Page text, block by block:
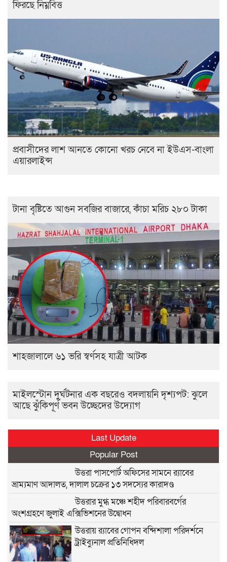
ফিরছে নিম্নবিত্ত
প্রবাসীদের লাশ আনতে কোনো খরচ নেবে না ইউএস-বাংলা
এয়ারলাইন্স
টানা বৃষ্টিতে আগুন সবজির বাজারে, কাঁচা মরিচ ২৮০ টাকা
শাহজালালে ৬১ ভরি স্বর্ণসহ যাত্রী আটক
মাইলস্টোন দুর্ঘটনার এক বছরেও বদলায়নি দৃশ্যপট: ঝুলে
আছে ঝুঁকিপূর্ণ ভবন উচ্ছেদের উদ্যোগ
Last Update
Popular Post
উত্তরা পাসপোর্ট অফিসের সামনে র‍্যাবের
ভ্রাম্যমাণ আদালত, দালাল চক্রের ১৩ সদস্যের কারাদণ্ড
উত্তরার মুগ্ধ মঞ্চে শহীদ পরিবারবর্গের
অংশগ্রহণে জুলাই এক্সিভিশনের উদ্বোধন
উত্তরায় র‍্যাবের গোপন বন্দিশালা পরিদর্শনে
ট্রাইব্যুনাল প্রতিনিধিদল